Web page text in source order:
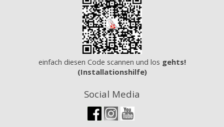
einfach diesen Code scannen und los gehts!
(Installationshilfe)
Social Media